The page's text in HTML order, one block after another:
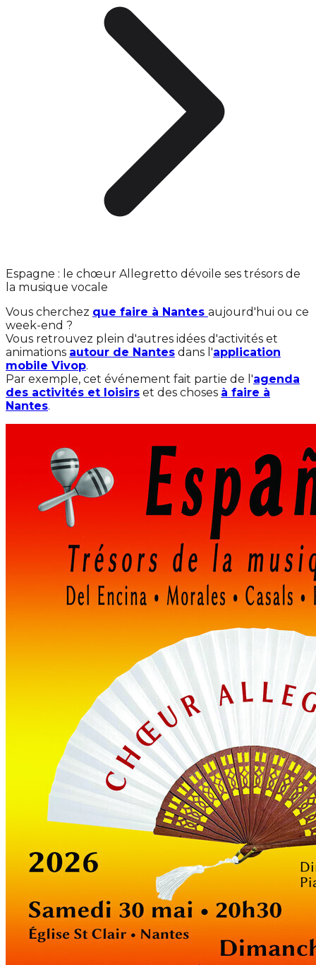
Espagne : le chœur Allegretto dévoile ses trésors de
la musique vocale
Vous cherchez que faire à Nantes aujourd'hui ou ce
week-end ?
Vous retrouvez plein d'autres idées d'activités et
animations autour de Nantes dans l'application
mobile Vivop.
Par exemple, cet événement fait partie de l'agenda
des activités et loisirs et des choses à faire à
Nantes.